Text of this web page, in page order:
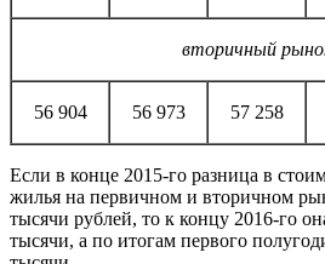
вторичный
56 904 56 973 57 258
Если в конце 2015-го разница в
жилья на первичном и вторичном
тысячи рублей, то к концу 2016-го
тысячи, а по итогам первого